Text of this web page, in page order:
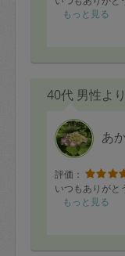
もっと見る
40代 男性より
あ
評価：
いつもありがと
もっと見る